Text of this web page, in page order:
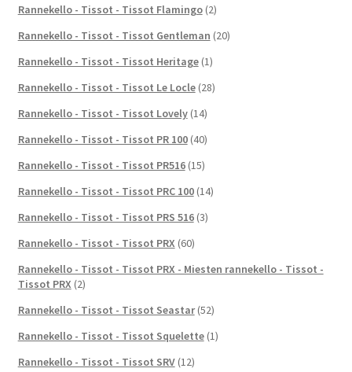
Rannekello - Tissot - Tissot Flamingo (2)
Rannekello - Tissot - Tissot Gentleman (20)
Rannekello - Tissot - Tissot Heritage (1)
Rannekello - Tissot - Tissot Le Locle (28)
Rannekello - Tissot - Tissot Lovely (14)
Rannekello - Tissot - Tissot PR 100 (40)
Rannekello - Tissot - Tissot PR516 (15)
Rannekello - Tissot - Tissot PRC 100 (14)
Rannekello - Tissot - Tissot PRS 516 (3)
Rannekello - Tissot - Tissot PRX (60)
Rannekello - Tissot - Tissot PRX - Miesten rannekello - Tissot -
Tissot PRX (2)
Rannekello - Tissot - Tissot Seastar (52)
Rannekello - Tissot - Tissot Squelette (1)
Rannekello - Tissot - Tissot SRV (12)